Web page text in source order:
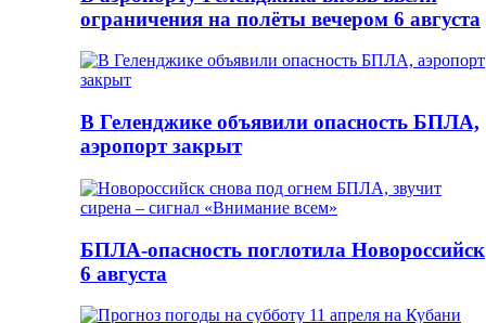
ограничения на полёты вечером 6 августа
В Геленджике объявили опасность БПЛА,
аэропорт закрыт
БПЛА-опасность поглотила Новороссийск
6 августа